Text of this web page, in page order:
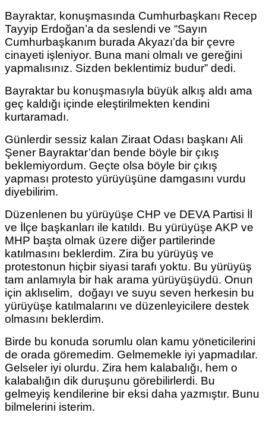
Bayraktar, konuşmasında Cumhurbaşkanı Recep
Tayyip Erdoğan’a da seslendi ve “Sayın
Cumhurbaşkanım burada Akyazı’da bir çevre
cinayeti işleniyor. Buna mani olmalı ve gereğini
yapmalısınız. Sizden beklentimiz budur” dedi.
Bayraktar bu konuşmasıyla büyük alkış aldı ama
geç kaldığı içinde eleştirilmekten kendini
kurtaramadı.
Günlerdir sessiz kalan Ziraat Odası başkanı Ali
Şener Bayraktar’dan bende böyle bir çıkış
beklemiyordum. Geçte olsa böyle bir çıkış
yapması protesto yürüyüşüne damgasını vurdu
diyebilirim.
Düzenlenen bu yürüyüşe CHP ve DEVA Partisi İl
ve İlçe başkanları ile katıldı. Bu yürüyüşe AKP ve
MHP başta olmak üzere diğer partilerinde
katılmasını beklerdim. Zira bu yürüyüş ve
protestonun hiçbir siyasi tarafı yoktu. Bu yürüyüş
tam anlamıyla bir hak arama yürüyüşüydü. Onun
için aklıselim, doğayı ve suyu seven herkesin bu
yürüyüşe katılmalarını ve düzenleyicilere destek
olmasını beklerdim.
Birde bu konuda sorumlu olan kamu yöneticilerini
de orada göremedim. Gelmemekle iyi yapmadılar.
Gelseler iyi olurdu. Zira hem kalabalığı, hem o
kalabalığın dik duruşunu görebilirlerdi. Bu
gelmeyiş kendilerine bir eksi daha yazmıştır. Bunu
bilmelerini isterim.